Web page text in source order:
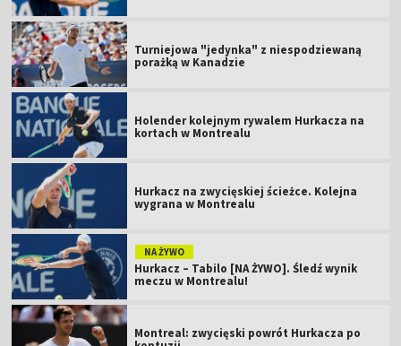
Turniejowa "jedynka" z niespodziewaną
porażką w Kanadzie
Holender kolejnym rywalem Hurkacza na
kortach w Montrealu
Hurkacz na zwycięskiej ścieżce. Kolejna
wygrana w Montrealu
NA ŻYWO
Hurkacz – Tabilo [NA ŻYWO]. Śledź wynik
meczu w Montrealu!
Montreal: zwycięski powrót Hurkacza po